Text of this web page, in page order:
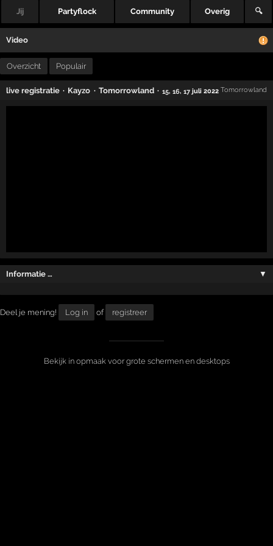
Jij Partyflock Community Overig 🔍
Video
Overzicht Populair
live registratie · Kayzo · Tomorrowland · 15, 16, 17juli 2022 Tomorrowland
Informatie … ▼
Deel je mening! Log in of registreer
Bekijk in opmaak voor grote schermen en desktops